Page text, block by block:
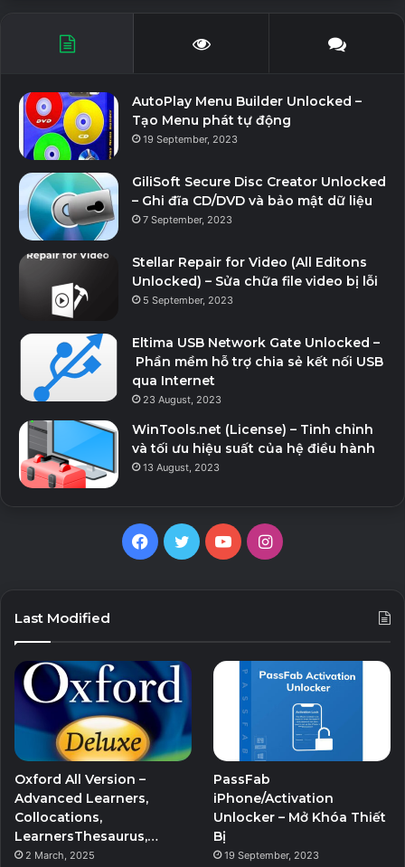
AutoPlay Menu Builder Unlocked –
Tạo Menu phát tự động
19 September, 2023
GiliSoft Secure Disc Creator Unlocked
– Ghi đĩa CD/DVD và bảo mật dữ liệu
7 September, 2023
Stellar Repair for Video (All Editons
Unlocked) – Sửa chữa file video bị lỗi
5 September, 2023
Eltima USB Network Gate Unlocked –
Phần mềm hỗ trợ chia sẻ kết nối USB
qua Internet
23 August, 2023
WinTools.net (License) – Tinh chỉnh
và tối ưu hiệu suất của hệ điều hành
13 August, 2023
F
b
o
o
T
r
Y
e
I
r
a
Last Modified
Oxford All Version –
Advanced Learners,
Collocations,
LearnersThesaurus,…
2 March, 2025
PassFab
iPhone/Activation
Unlocker – Mở Khóa Thiết
Bị
19 September, 2023